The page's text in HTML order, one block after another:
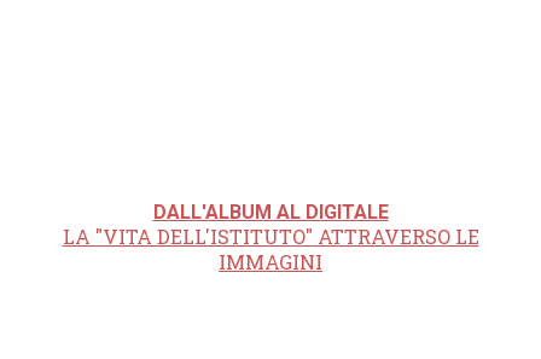
DALL'ALBUM AL DIGITALE
LA "VITA DELL'ISTITUTO" ATTRAVERSO LE
IMMAGINI